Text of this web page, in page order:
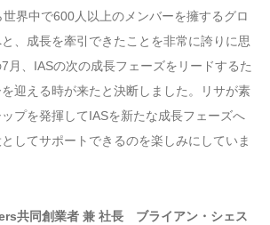
界中で600人以上のメンバーを擁するグロ
、成長を牽引できたことを非常に誇りに思
月、IASの次の成長フェーズをリードするた
迎える時が来たと決断しました。リサが素
プを発揮してIASを新たな成長フェーズへ
してサポートできるのを楽しみにしていま
共同創業者 兼 社長 ブライアン・シェス